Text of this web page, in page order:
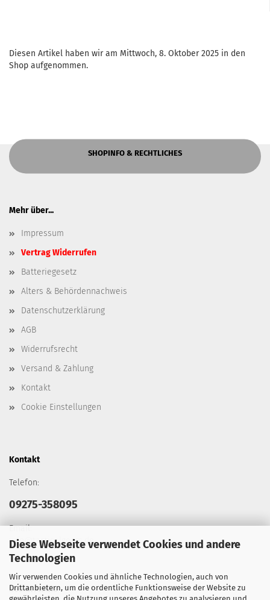
Diese Webseite verwendet Cookies und andere
Technologien
Wir verwenden Cookies und ähnliche Technologien, auch von
Drittanbietern, um die ordentliche Funktionsweise der Website zu
gewährleisten, die Nutzung unseres Angebotes zu analysieren und
Diesen Artikel haben wir am Mittwoch, 8. Oktober 2025 in den
Shop aufgenommen.
SHOPINFO & RECHTLICHES
Mehr über...
Impressum
Vertrag Widerrufen
Batteriegesetz
Alters & Behördennachweis
Datenschutzerklärung
AGB
Widerrufsrecht
Versand & Zahlung
Kontakt
Cookie Einstellungen
Kontakt
Telefon:
09275-358095
Email:
info@tacticalgears.de
Social Media